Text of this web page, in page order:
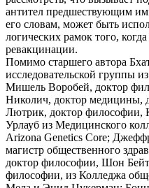
антител предшествующим
его словам, может быть
логических рамок того,
ревакцинации.
Помимо старшего автора
исследовательской группы
Мишель Воробей, доктор
Николич, доктор медицины,
Лютрик, доктор
Урлауб из Медицинского
Arizona Genetics Core;
магистр общественного
доктор философии, Шон
философии, из Колледжа